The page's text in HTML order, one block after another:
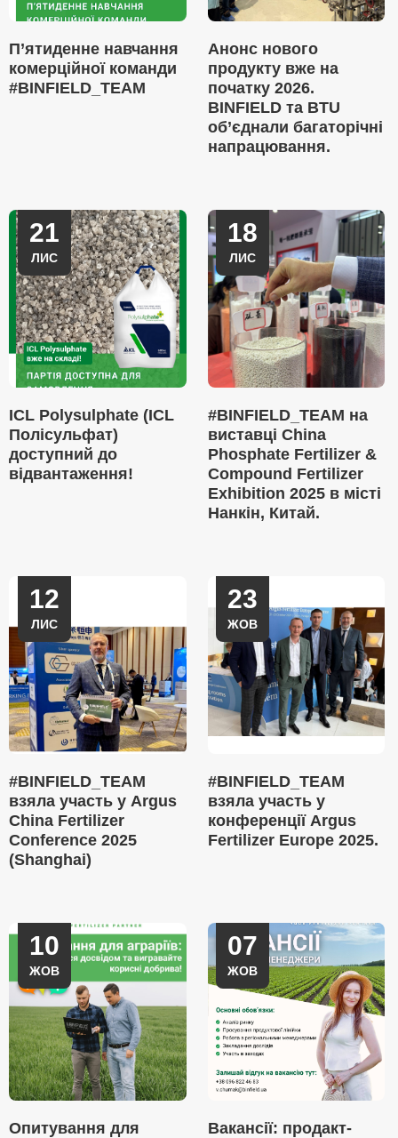
П’ятиденне навчання
комерційної команди
#BINFIELD_TEAM
Анонс нового
продукту вже на
початку 2026.
BINFIELD та BTU
об’єднали багаторічні
напрацювання.
21
ЛИС
ICL Polysulphate (ICL
Полісульфат)
доступний до
відвантаження!
18
ЛИС
#BINFIELD_TEAM на
виставці China
Phosphate Fertilizer &
Compound Fertilizer
Exhibition 2025 в місті
Нанкін, Китай.
12
ЛИС
#BINFIELD_TEAM
взяла участь у Argus
China Fertilizer
Conference 2025
(Shanghai)
23
ЖОВ
#BINFIELD_TEAM
взяла участь у
конференції Argus
Fertilizer Europe 2025.
10
ЖОВ
Опитування для
07
ЖОВ
Вакансії: продакт-